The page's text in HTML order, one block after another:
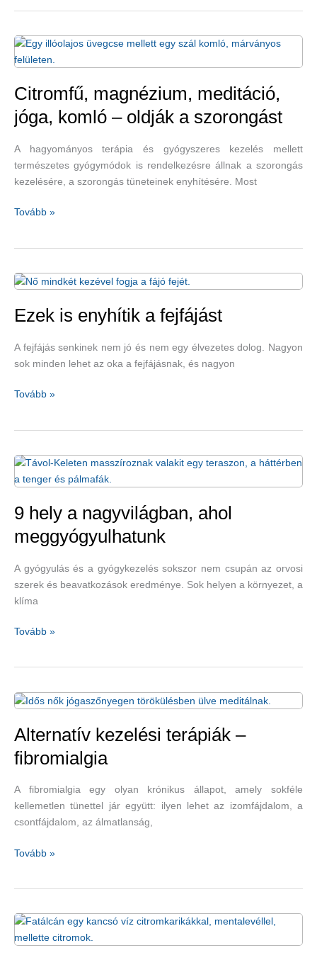
terápiák
és
Citromfű, magnézium, meditáció,
jóga, komló – oldják a szorongást
A hagyományos terápia és gyógyszeres kezelés mellett
természetes gyógymódok is rendelkezésre állnak a szorongás
kezelésére, a szorongás tüneteinek enyhítésére. Most
Citromfű,
komló
–
oldják
szorongást
Tovább »
Ezek is enyhítik a fejfájást
A fejfájás senkinek nem jó és nem egy élvezetes dolog. Nagyon
sok minden lehet az oka a fejfájásnak, és nagyon
Ezek
fejfájást
Tovább »
9 hely a nagyvilágban, ahol
meggyógyulhatunk
A gyógyulás és a gyógykezelés sokszor nem csupán az orvosi
szerek és beavatkozások eredménye. Sok helyen a környezet, a
klíma
9
ahol
meggyógyulhatunk
Tovább »
Alternatív kezelési terápiák –
fibromialgia
A fibromialgia egy olyan krónikus állapot, amely sokféle
kellemetlen tünettel jár együtt: ilyen lehet az izomfájdalom, a
csontfájdalom, az álmatlanság,
Alternatív
fibromialgia
Tovább »